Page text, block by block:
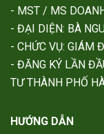
- MST / MS
- ĐẠI DIỆN: BÀ
- CHỨC VỤ: GIÁM
- ĐĂNG KÝ LẦN
TƯ THÀNH PHỐ
HƯỚNG DẪN